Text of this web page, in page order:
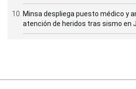
Minsa despliega puesto médico y
atención de heridos tras sismo en